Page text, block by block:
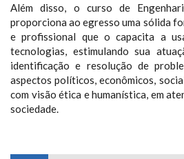
Além disso, o curso de
proporciona ao egresso uma sólida
e profissional que o capacita a
tecnologias, estimulando sua
identificação e resolução de
aspectos políticos, econômicos,
com visão ética e humanística, em
sociedade.